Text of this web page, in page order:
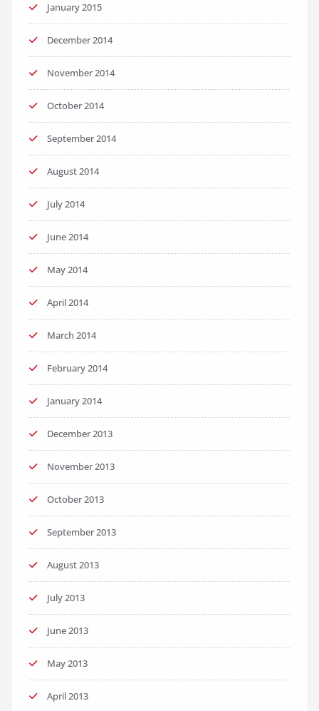
January 2015
December 2014
November 2014
October 2014
September 2014
August 2014
July 2014
June 2014
May 2014
April 2014
March 2014
February 2014
January 2014
December 2013
November 2013
October 2013
September 2013
August 2013
July 2013
June 2013
May 2013
April 2013